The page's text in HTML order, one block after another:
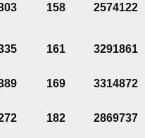
158 2574122
161 3291861
169 3314872
182 2869737